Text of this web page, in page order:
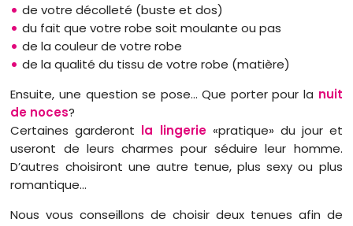
de votre décolleté (buste et dos)
du fait que votre robe soit moulante ou pas
de la couleur de votre robe
de la qualité du tissu de votre robe (matière)
Ensuite, une question se pose… Que porter pour la nuit
de noces?
Certaines garderont la lingerie«pratique» du jour et
useront de leurs charmes pour séduire leur homme.
D’autres choisiront une autre tenue, plus sexy ou plus
romantique…
Nous vous conseillons de choisir deux tenues afin de